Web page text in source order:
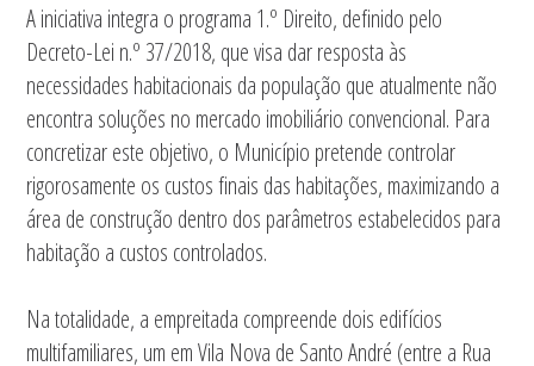
A iniciativa integra o programa 1.º Direito, definido pelo
Decreto-Lei n.º 37/2018, que visa dar resposta às
necessidades habitacionais da população que atualmente não
encontra soluções no mercado imobiliário convencional. Para
concretizar este objetivo, o Município pretende controlar
rigorosamente os custos finais das habitações, maximizando a
área de construção dentro dos parâmetros estabelecidos para
habitação a custos controlados.
Na totalidade, a empreitada compreende dois edifícios
multifamiliares, um em Vila Nova de Santo André (entre a Rua